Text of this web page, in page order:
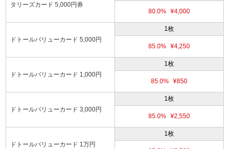
タリーズカード 5,000円券
80.0% ¥4,000
ドトールバリューカード 5,000円
1枚
85.0% ¥4,250
ドトールバリューカード 1,000円
1枚
85.0% ¥850
ドトールバリューカード 3,000円
1枚
85.0% ¥2,550
ドトールバリューカード 1万円
1枚